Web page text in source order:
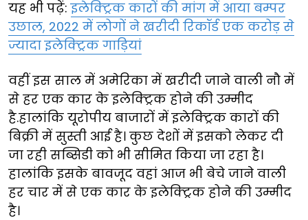
यह भी पढ़ें:इलेक्ट्रिक कारों की मांग में आया बम्पर
उछाल, 2022 में लोगों ने खरीदी रिकॉर्ड एक करोड़ से
ज्यादा इलेक्ट्रिक गाड़ियां
वहीं इस साल में अमेरिका में खरीदी जाने वाली नौ में
से हर एक कार के इलेक्ट्रिक होने की उम्मीद
है.हालांकि यूरोपीय बाजारों में इलेक्ट्रिक कारों की
बिक्री में सुस्ती आई है। कुछ देशों में इसको लेकर दी
जा रही सब्सिडी को भी सीमित किया जा रहा है।
हालांकि इसके बावजूद वहां आज भी बेचे जाने वाली
हर चार में से एक कार के इलेक्ट्रिक होने की उम्मीद
है।